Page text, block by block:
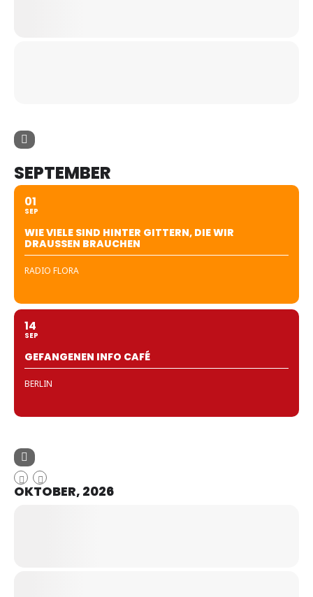
SEPTEMBER
01
SEP
WIE VIELE SIND HINTER GITTERN, DIE WIR
DRAUSSEN BRAUCHEN
RADIO FLORA
14
SEP
GEFANGENEN INFO CAFÉ
BERLIN
OKTOBER, 2026